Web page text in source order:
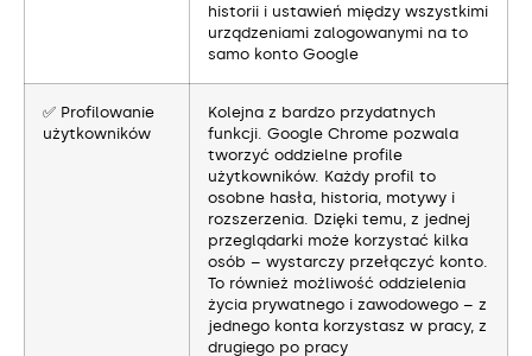
historii i ustawień między wszystkimi
urządzeniami zalogowanymi na to
samo konto Google
✅ Profilowanie
użytkowników
Kolejna z bardzo przydatnych
funkcji. Google Chrome pozwala
tworzyć oddzielne profile
użytkowników. Każdy profil to
osobne hasła, historia, motywy i
rozszerzenia. Dzięki temu, z jednej
przeglądarki może korzystać kilka
osób – wystarczy przełączyć konto.
To również możliwość oddzielenia
życia prywatnego i zawodowego – z
jednego konta korzystasz w pracy, z
drugiego po pracy